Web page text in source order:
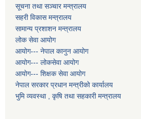
सूचना तथा सञ्चार मन्त्रालय
सहरी विकास मन्त्रालय
सामान्य प्रशाशन मन्त्रालय
लोक सेवा आयोग
आयोग--- नेपाल कानुन आयोग
आयोग--- लोकसेवा आयोग
आयोग--- शिक्षक सेवा आयोग
नेपाल सरकार प्रधान मन्त्रीको कार्यालय
भुमि व्यवस्था , कृषि तथा सहकारी मन्त्रालय